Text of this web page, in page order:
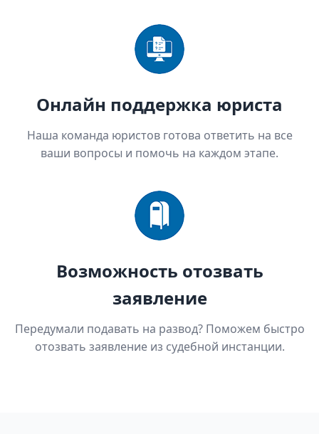
Онлайн поддержка юриста
Наша команда юристов готова ответить на все
ваши вопросы и помочь на каждом этапе.
Возможность отозвать
заявление
Передумали подавать на развод? Поможем быстро
отозвать заявление из судебной инстанции.